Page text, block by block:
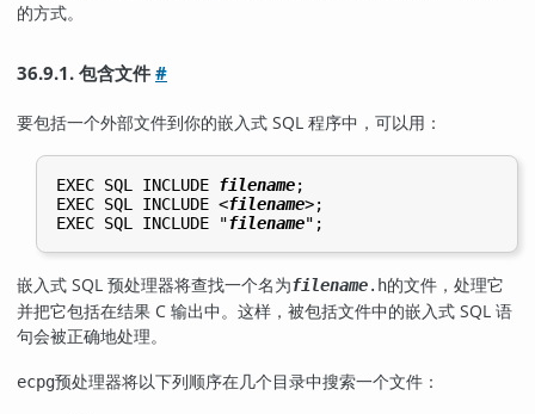
的方式。
36.9.1. 包含文件#
要包括一个外部文件到你的嵌入式 SQL 程序中，可以用：
EXEC SQL INCLUDE filename;
EXEC SQL INCLUDE <filename>;
EXEC SQL INCLUDE "filename
嵌入式 SQL 预处理器将查找一个名为filename.h的文件，处理它
并把它包括在结果 C 输出中。这样，被包括文件中的嵌入式 SQL 语
句会被正确地处理。
ecpg预处理器将以下列顺序在几个目录中搜索一个文件：